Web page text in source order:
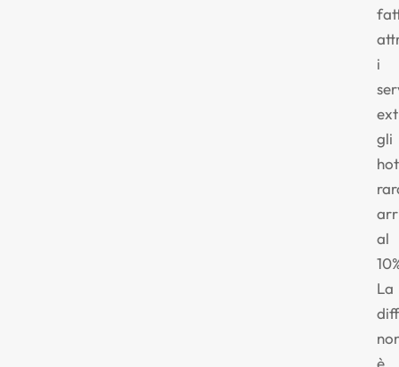
i
gli
al
La
è